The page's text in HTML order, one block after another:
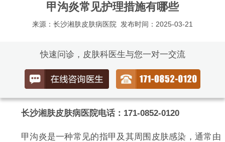
甲沟炎常见护理措施有哪些
来源：长沙湘肤皮肤病医院 发布时间：2025-03-21
快速问诊，皮肤科医生与您一对一交流
长沙湘肤皮肤病医院电话：171-0852-0120
甲沟炎是一种常见的指甲及其周围皮肤感染，通常由